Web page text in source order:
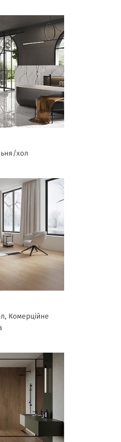
хол
Комерційне